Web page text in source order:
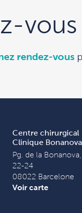
rendez-vous
Centre chirurgical
Clinique Bonanova
Pg. de la Bonanova,
22-24
08022 Barcelone
Voir carte